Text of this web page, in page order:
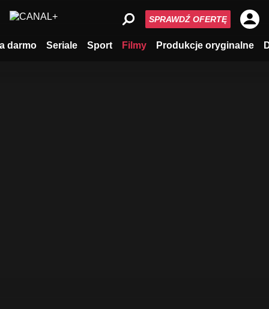
darmo Seriale Sport Filmy Produkcje oryginalne
SPRAWDŹ OFERTĘ